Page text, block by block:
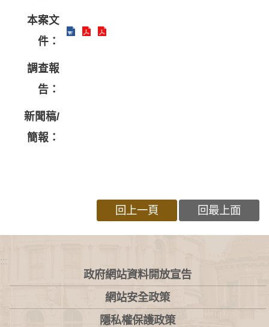
本案文
件：
調查報
告：
新聞稿/
簡報：
回上一頁 回最上面
:::
政府網站資料開放宣告
網站安全政策
隱私權保護政策